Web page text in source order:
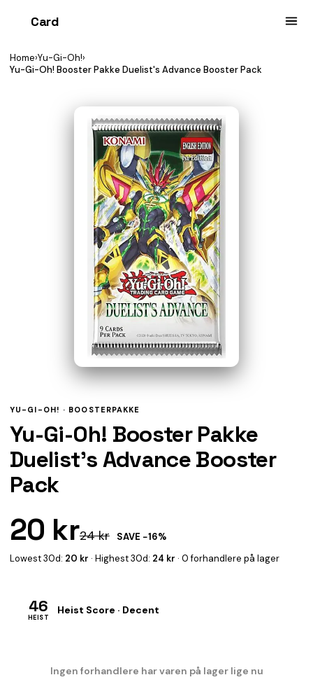
Card
Home›Yu-Gi-Oh!›
Yu-Gi-Oh! Booster Pakke Duelist's Advance Booster Pack
YU-GI-OH! · BOOSTERPAKKE
Yu-Gi-Oh! Booster Pakke
Duelist's Advance Booster
Pack
20 kr24 kr
SAVE −16%
Lowest 30d: 20 kr · Highest 30d: 24 kr · 0 forhandlere på lager
46
HEIST
Heist Score · Decent
Ingen forhandlere har varen på lager lige nu